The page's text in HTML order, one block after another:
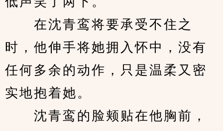
在沈青鸾将要承受不住之
时，他伸手将她拥入怀中，没有
任何多余的动作，只是温柔又密
实地抱着她。
沈青鸾的脸颊贴在他胸前，